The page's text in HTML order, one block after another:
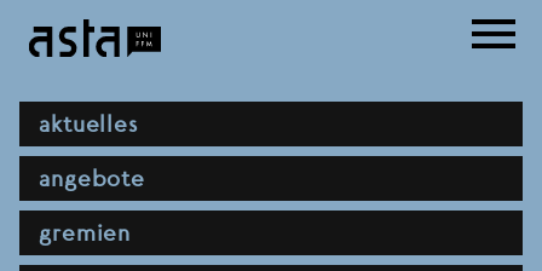
zum
hauptnavigation
aktuelles
angebote
gremien
menu